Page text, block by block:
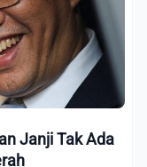
Janji Tak Ada